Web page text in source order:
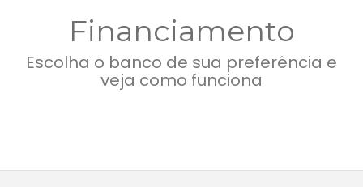
Financiamento
Escolha o banco de sua preferência e
veja como funciona